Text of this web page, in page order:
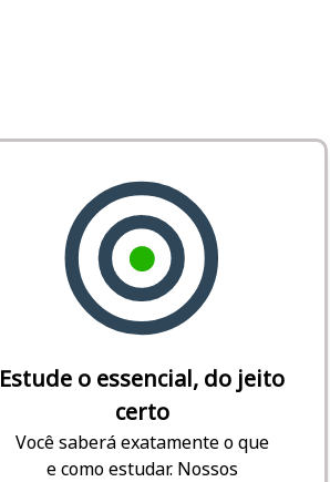
Estude o essencial, do jeito
certo
Você saberá exatamente o que
e como estudar. Nossos